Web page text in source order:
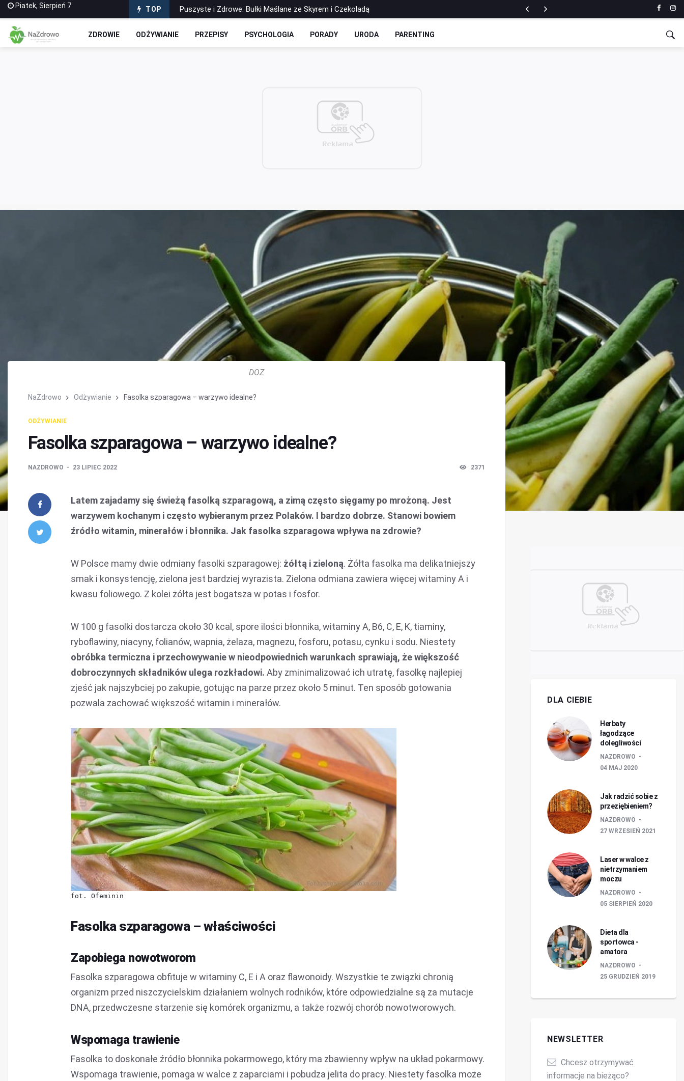
Piatek, Sierpień 7 TOP
Puszyste i Zdrowe: Bułki Maślane ze Skyrem i Czekoladą
ZDROWIE ODŻYWIANIE PRZEPISY PSYCHOLOGIA PORADY URODA PARENTING
DOZ
NaZdrowo Odżywianie Fasolka szparagowa – warzywo idealne?
ODŻYWIANIE
Fasolka szparagowa – warzywo idealne?
NAZDROWO 23 LIPIEC 2022 2371
Latem zajadamy się świeżą fasolką szparagową, a zimą często sięgamy po mrożoną. Jest
warzywem kochanym i często wybieranym przez Polaków. I bardzo dobrze. Stanowi bowiem
źródło witamin, minerałów i błonnika. Jak fasolka szparagowa wpływa na zdrowie?
W Polsce mamy dwie odmiany fasolki szparagowej: żółtą i zieloną. Żółta fasolka ma delikatniejszy
smak i konsystencję, zielona jest bardziej wyrazista. Zielona odmiana zawiera więcej witaminy A i
kwasu foliowego. Z kolei żółta jest bogatsza w potas i fosfor.
W 100 g fasolki dostarcza około 30 kcal, spore ilości błonnika, witaminy A, B6, C, E, K, tiaminy,
ryboflawiny, niacyny, folianów, wapnia, żelaza, magnezu, fosforu, potasu, cynku i sodu. Niestety
obróbka termiczna i przechowywanie w nieodpowiednich warunkach sprawiają, że większość
dobroczynnych składników ulega rozkładowi. Aby zminimalizować ich utratę, fasolkę najlepiej
zjeść jak najszybciej po zakupie, gotując na parze przez około 5 minut. Ten sposób gotowania
pozwala zachować większość witamin i minerałów.
fot. Ofeminin
Fasolka szparagowa – właściwości
Zapobiega nowotworom
Fasolka szparagowa obfituje w witaminy C, E i A oraz flawonoidy. Wszystkie te związki chronią
organizm przed niszczycielskim działaniem wolnych rodników, które odpowiedzialne są za mutacje
DNA, przedwczesne starzenie się komórek organizmu, a także rozwój chorób nowotworowych.
Wspomaga trawienie
Fasolka to doskonałe źródło błonnika pokarmowego, który ma zbawienny wpływ na układ pokarmowy.
Wspomaga trawienie, pomaga w walce z zaparciami i pobudza jelita do pracy. Niestety fasolka może
DLA CIEBIE
Herbaty
łagodzące
dolegliwości
NAZDROWO
04 MAJ 2020
Jak radzić sobie z
przeziębieniem?
NAZDROWO
27 WRZESIEŃ 2021
Laser w walce z
nietrzymaniem
moczu
NAZDROWO
05 SIERPIEŃ 2020
Dieta dla
sportowca -
amatora
NAZDROWO
25 GRUDZIEŃ 2019
NEWSLETTER
Chcesz otrzymywać
informacje na bieżąco?